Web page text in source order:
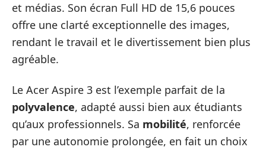
et médias. Son écran Full HD de 15,6 pouces
offre une clarté exceptionnelle des images,
rendant le travail et le divertissement bien plus
agréable.
Le Acer Aspire 3 est l’exemple parfait de la
polyvalence, adapté aussi bien aux étudiants
qu’aux professionnels. Sa mobilité, renforcée
par une autonomie prolongée, en fait un choix